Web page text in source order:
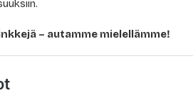
– autamme mielellämme!